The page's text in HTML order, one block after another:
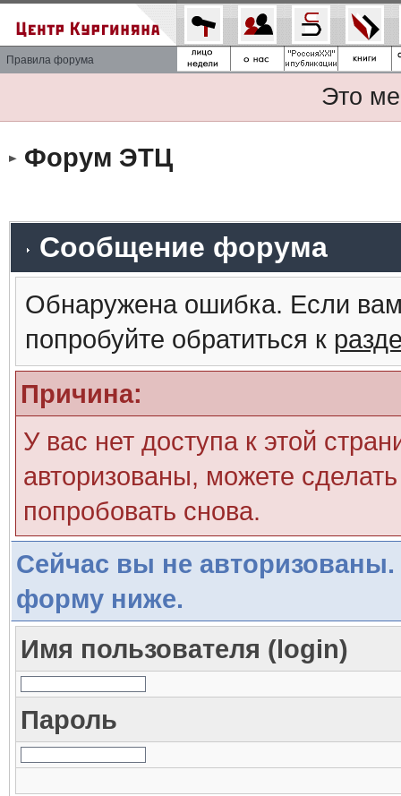
Правила форума
Это
Форум ЭТЦ
Сообщение форума
Обнаружена ошибка. Если
попробуйте обратиться к
Причина:
У вас нет доступа к этой
авторизованы, можете
попробовать снова.
Сейчас вы не авторизованы.
форму ниже.
Имя пользователя (login)
Пароль